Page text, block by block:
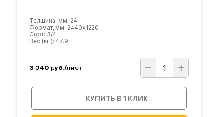
Толщина, мм: 24
Формат, мм: 2440х1220
Сорт: 3/4
Вес (кг.): 47.9
3 040 руб./лист
КУПИТЬ В 1 КЛИК